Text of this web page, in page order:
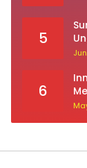
5
6